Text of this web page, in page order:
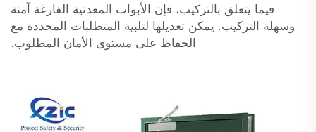
فيما يتعلق بالتركيب، فإن الأبواب المعدنية الفارغة آمنة
وسهلة التركيب. يمكن تعديلها لتلبية المتطلبات المحددة مع
الحفاظ على مستوى الأمان المطلوب.